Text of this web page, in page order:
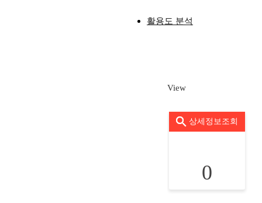
활용도 분석
View
상세정보조회
0